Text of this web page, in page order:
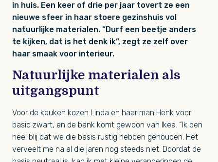
in huis. Een keer of drie per jaar tovert ze een
nieuwe sfeer in haar stoere gezinshuis vol
natuurlijke materialen. “Durf een beetje anders
te kijken, dat is het denk ik”, zegt ze zelf over
haar smaak voor interieur.
Natuurlijke materialen als
uitgangspunt
Voor de keuken kozen Linda en haar man Henk voor
basic zwart, en de bank komt gewoon van Ikea. “Ik ben
heel blij dat we die basis rustig hebben gehouden. Het
verveelt me na al die jaren nog steeds niet. Doordat de